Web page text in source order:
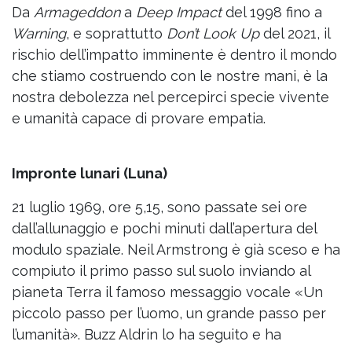
Da Armageddona Deep Impactdel 1998 fino a
Warning, e soprattutto Don’t Look Updel 2021, il
rischio dell’impatto imminente è dentro il mondo
che stiamo costruendo con le nostre mani, è la
nostra debolezza nel percepirci specie vivente
e umanità capace di provare empatia.
Impronte lunari (Luna)
21 luglio 1969, ore 5,15, sono passate sei ore
dall’allunaggio e pochi minuti dall’apertura del
modulo spaziale. Neil Armstrong è già sceso e ha
compiuto il primo passo sul suolo inviando al
pianeta Terra il famoso messaggio vocale «Un
piccolo passo per l’uomo, un grande passo per
l’umanità». Buzz Aldrin lo ha seguito e ha